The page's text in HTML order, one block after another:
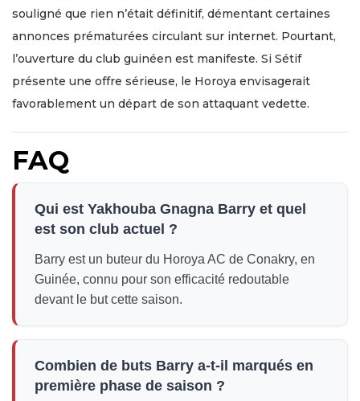
souligné que rien n’était définitif, démentant certaines
annonces prématurées circulant sur internet. Pourtant,
l’ouverture du club guinéen est manifeste. Si Sétif
présente une offre sérieuse, le Horoya envisagerait
favorablement un départ de son attaquant vedette.
FAQ
Qui est Yakhouba Gnagna Barry et quel
est son club actuel ?
Barry est un buteur du Horoya AC de Conakry, en
Guinée, connu pour son efficacité redoutable
devant le but cette saison.
Combien de buts Barry a-t-il marqués en
première phase de saison ?